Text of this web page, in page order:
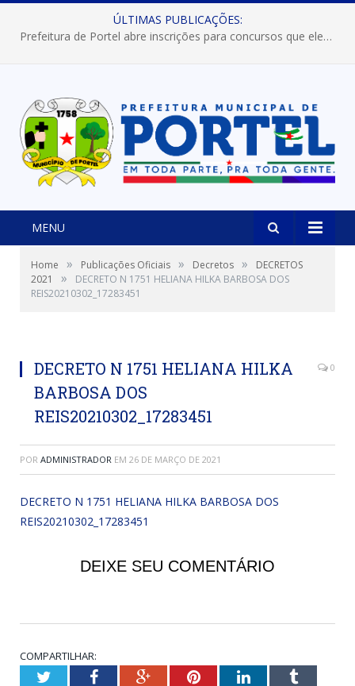
ÚLTIMAS PUBLICAÇÕES:
Prefeitura de Portel abre inscrições para concursos que elegerão os destaques do Verão 2026
MENU
Home » Publicações Oficiais » Decretos »
DECRETOS
2021
»
DECRETO N 1751 HELIANA HILKA BARBOSA DOS
REIS20210302_17283451
DECRETO N 1751 HELIANA HILKA
BARBOSA DOS
REIS20210302_17283451
0
POR ADMINISTRADOR EM 26 DE MARÇO DE 2021
DECRETO N 1751 HELIANA HILKA BARBOSA DOS
REIS20210302_17283451
DEIXE SEU COMENTÁRIO
COMPARTILHAR:
TwitterFacebookGoogle+PinterestLinkedInTumblr